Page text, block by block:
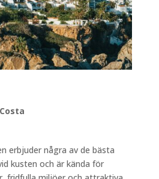
erbjuder några av de bästa
kusten och är kända för